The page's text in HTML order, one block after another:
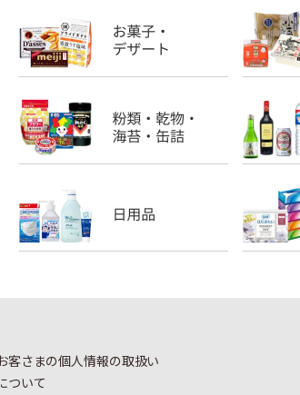
客さまの個人情報の取扱い
ついて